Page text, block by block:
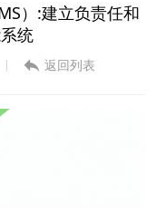
）:建立负责任和
统
| 返回列表